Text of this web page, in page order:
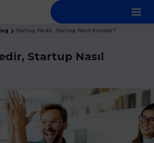
Startup Nedir, Startup Nasıl Kurulur?
Startup Nasıl